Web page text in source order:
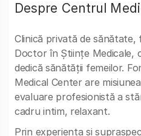
Despre Centrul
Clinică privată de sănătate,
Doctor în Științe Medicale,
dedică sănătății femeilor.
Medical Center are
evaluare profesionistă a
cadru intim, relaxant.
Prin experiența și